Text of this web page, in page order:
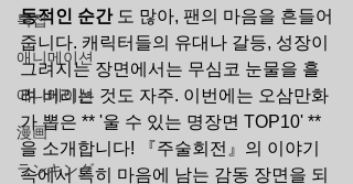
특집
애니메이션
애니메이션
漫画
ランキング
동적인 순간 도 많아, 팬의 마음을 흔들어
줍니다. 캐릭터들의 유대나 갈등, 성장이
그려지는 장면에서는 무심코 눈물을 흘
려 버리는 것도 자주. 이번에는 오삼만화
가 뽑은 ** '울 수 있는 명장면 TOP10' **
을 소개합니다! 『주술회전』의 이야기
속에서 특히 마음에 남는 감동 장면을 되